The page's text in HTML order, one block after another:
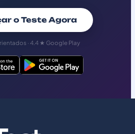
o Teste Agora
· 4.4 ★ Google Play